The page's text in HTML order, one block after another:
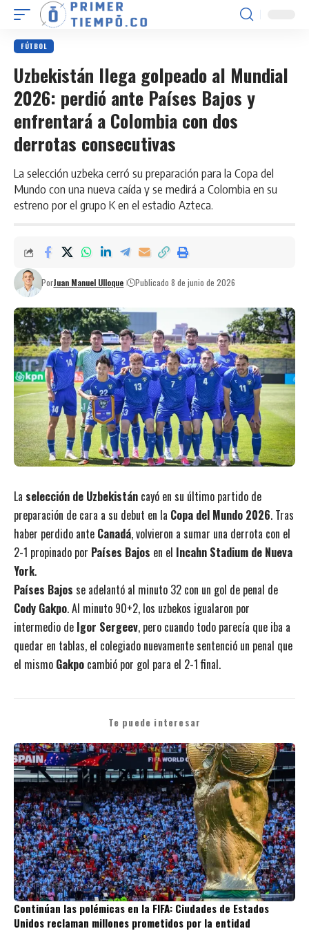
FÚTBOL
Uzbekistán llega golpeado al Mundial
2026: perdió ante Países Bajos y
enfrentará a Colombia con dos
derrotas consecutivas
La selección uzbeka cerró su preparación para la Copa del
Mundo con una nueva caída y se medirá a Colombia en su
estreno por el grupo K en el estadio Azteca.
PorJuan Manuel Ulloque Publicado 8 de junio de 2026
La selección de Uzbekistán cayó en su último partido de
preparación de cara a su debut en la Copa del Mundo 2026. Tras
haber perdido ante Canadá, volvieron a sumar una derrota con el
2-1 propinado por Países Bajos en el Incahn Stadium de Nueva
York.
Países Bajos se adelantó al minuto 32 con un gol de penal de
Cody Gakpo. Al minuto 90+2, los uzbekos igualaron por
intermedio de Igor Sergeev, pero cuando todo parecía que iba a
quedar en tablas, el colegiado nuevamente sentenció un penal que
el mismo Gakpo cambió por gol para el 2-1 final.
Te puede interesar
Continúan las polémicas en la FIFA: Ciudades de Estados
Unidos reclaman millones prometidos por la entidad